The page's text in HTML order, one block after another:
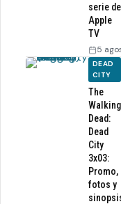
serie de
Apple
TV
5
DEAD
CITY
The
Walking
Dead:
Dead
City
3x03:
Promo,
fotos y